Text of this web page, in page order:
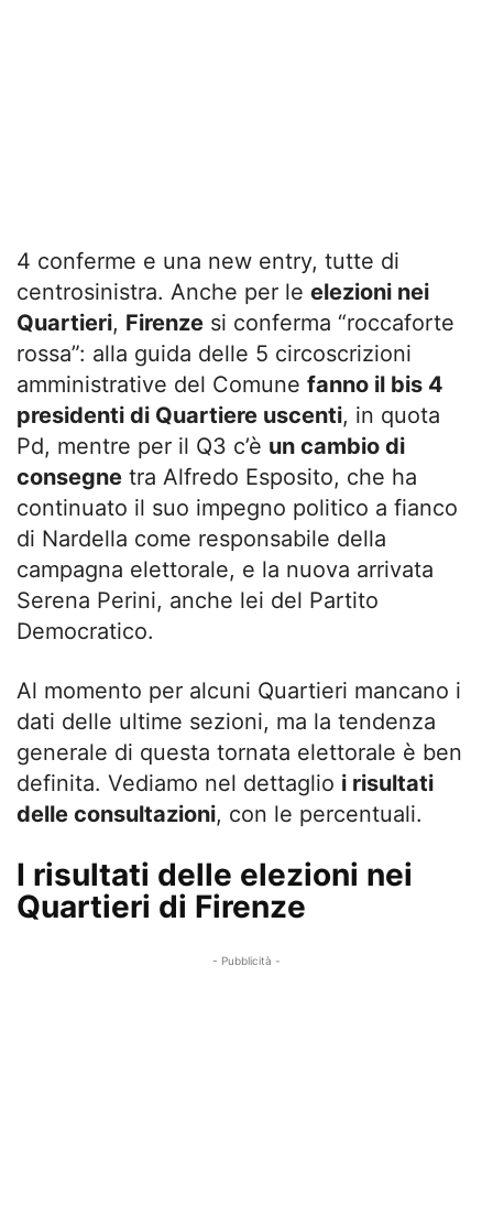
4 conferme e una new entry, tutte di
centrosinistra. Anche per le elezioni nei
Quartieri, Firenze si conferma “roccaforte
rossa”: alla guida delle 5 circoscrizioni
amministrative del Comune fanno il bis 4
presidenti di Quartiere uscenti, in quota
Pd, mentre per il Q3 c’è un cambio di
consegne tra Alfredo Esposito, che ha
continuato il suo impegno politico a fianco
di Nardella come responsabile della
campagna elettorale, e la nuova arrivata
Serena Perini, anche lei del Partito
Democratico.
Al momento per alcuni Quartieri mancano i
dati delle ultime sezioni, ma la tendenza
generale di questa tornata elettorale è ben
definita. Vediamo nel dettaglio i risultati
delle consultazioni, con le percentuali.
I risultati delle elezioni nei
Quartieri di Firenze
- Pubblicità -